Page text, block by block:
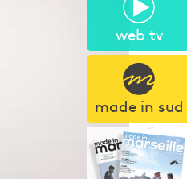
web tv
made in sud